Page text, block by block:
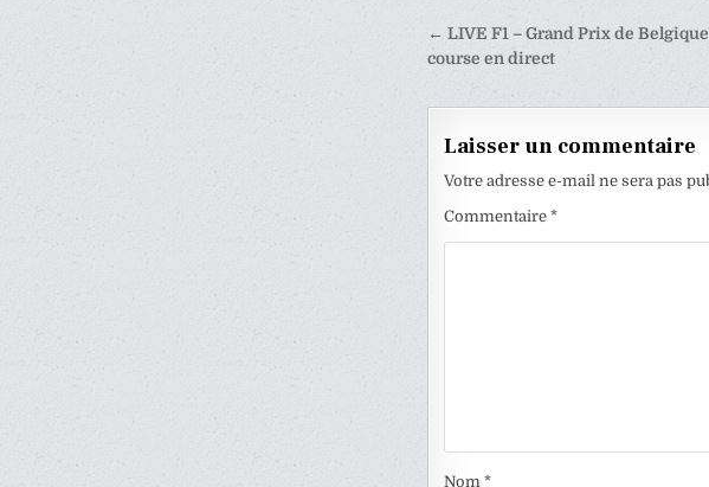
Navigation
de
l’article
← LIVE F1 – Grand Prix de Belgique
course en direct
Laisser un commentaire
Votre adresse e-mail ne sera pas
Commentaire *
Nom *